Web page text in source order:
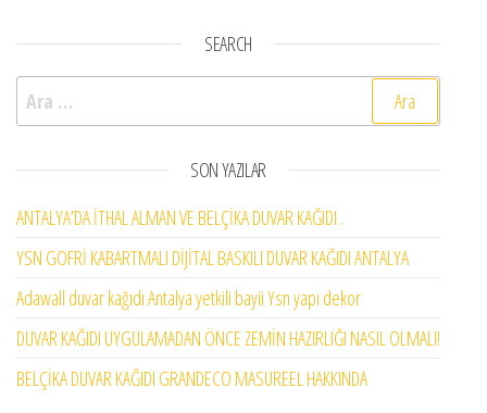
SEARCH
Arama:
SON YAZILAR
ANTALYA’DA İTHAL ALMAN VE BELÇİKA DUVAR KAĞIDI .
YSN GOFRİ KABARTMALI DİJİTAL BASKILI DUVAR KAĞIDI ANTALYA
Adawall duvar kağıdı Antalya yetkili bayii Ysn yapı dekor
DUVAR KAĞIDI UYGULAMADAN ÖNCE ZEMİN HAZIRLIĞI NASIL OLMALI!
BELÇİKA DUVAR KAĞIDI GRANDECO MASUREEL HAKKINDA